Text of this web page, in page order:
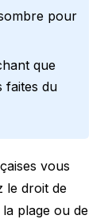
pour
que
faites du
vous
le droit de
plage ou de